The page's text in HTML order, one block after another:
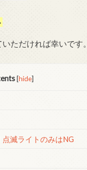
ただければ幸いです。
[hide]
滅ライトのみはNG